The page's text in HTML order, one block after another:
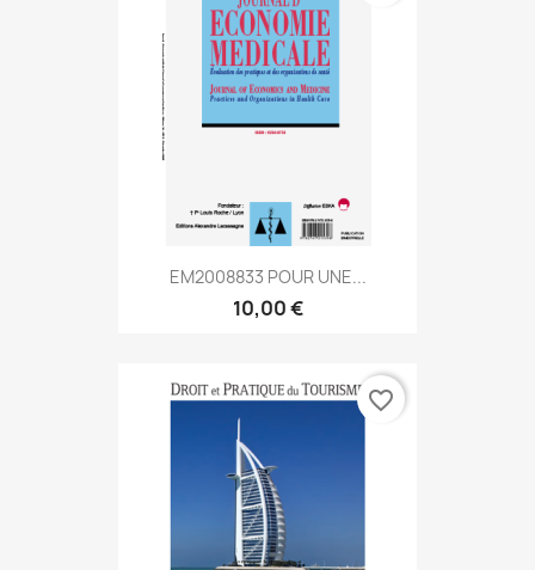
EM2008833 POUR UNE...
10,00 €
favorite_border